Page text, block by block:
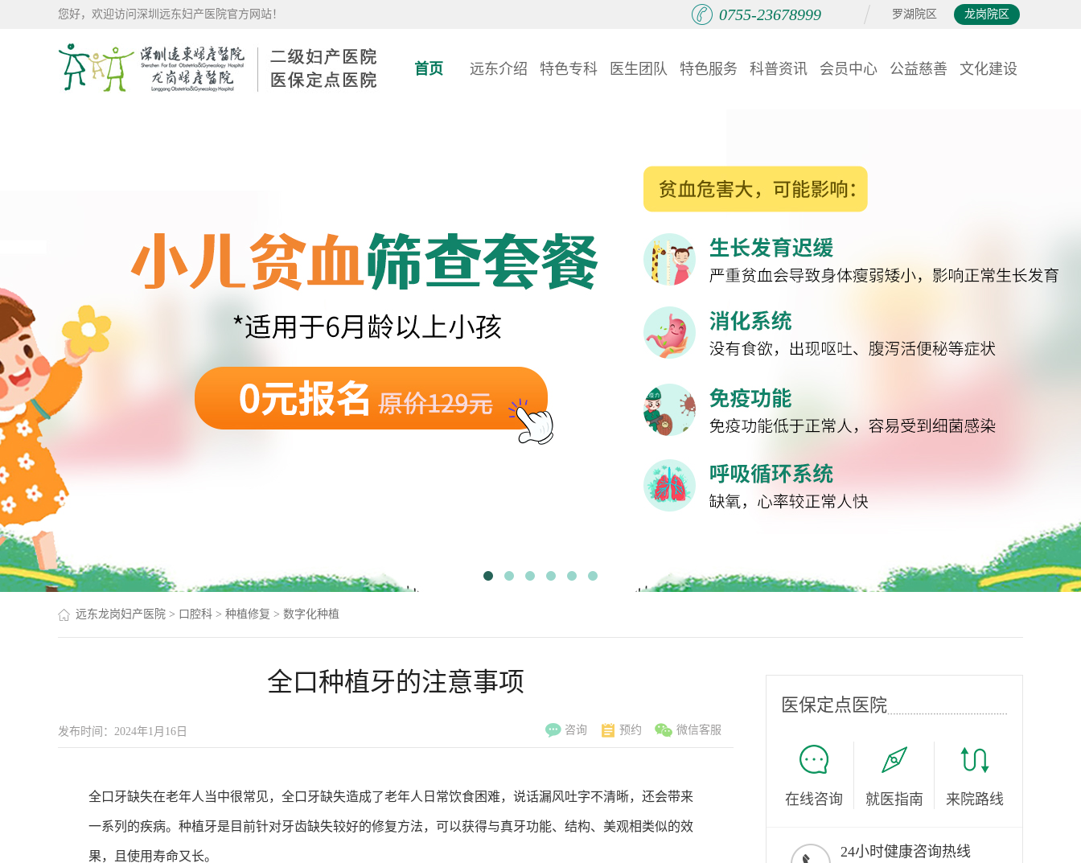
您好，欢迎访问深圳远东妇产医院官方网站！ 罗湖院区 龙岗院区
0755-23678999
首页 远东介绍 特色专科 医生团队 特色服务 科普资讯 会员中心 公益慈善 文化建设
远东龙岗妇产医院 > 口腔科 > 种植修复 > 数字化种植
全口种植牙的注意事项
发布时间：2024年1月16日 咨询 预约 微信客服
全口牙缺失在老年人当中很常见，全口牙缺失造成了老年人日常饮食困难，说话漏风吐字不清晰，还会带来
一系列的疾病。种植牙是目前针对牙齿缺失较好的修复方法，可以获得与真牙功能、结构、美观相类似的效
果，且使用寿命又长。
医保定点医院
在线咨询 就医指南 来院路线
24小时健康咨询热线